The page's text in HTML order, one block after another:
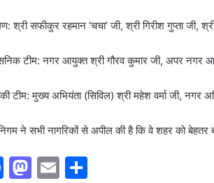
श्री सफीकुर रहमान ‘चचा’ जी, श्री गिरीश गुप्ता जी,
टीम: नगर आयुक्त श्री गौरव कुमार जी, अपर नगर
टीम: मुख्य अभियंता (सिविल) श्री महेश वर्मा जी, नगर
ने सभी नागरिकों से अपील की है कि वे शहर को बेहतर
F
M E